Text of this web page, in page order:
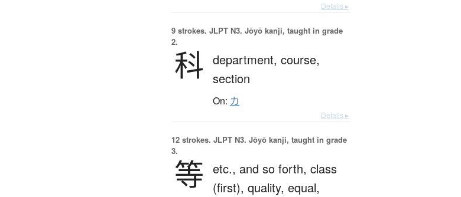
Details ▸
9 strokes. JLPT N3. Jōyō kanji, taught in grade
2.
科 department, course,
section
On: カ
Details ▸
12 strokes. JLPT N3. Jōyō kanji, taught in grade
3.
等 etc., and so forth, class
(first), quality, equal,